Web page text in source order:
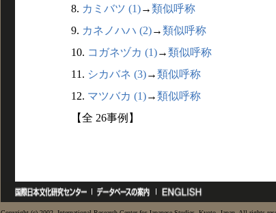
8. カミバツ (1)→類似呼称
9. カネノハハ (2)→類似呼称
10. コガネヅカ (1)→類似呼称
11. シカバネ (3)→類似呼称
12. マツバカ (1)→類似呼称
【全 26事例】